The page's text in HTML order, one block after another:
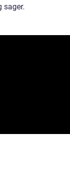
sager.